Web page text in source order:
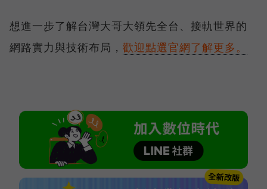
想進一步了解台灣大哥大領先全台、接軌世界的
網路實力與技術布局， 歡迎點選官網了解更多。